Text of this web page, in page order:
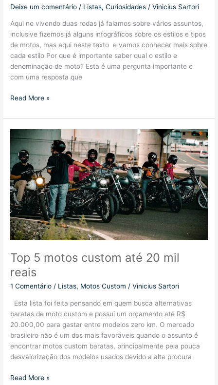
Deixe um comentário / Listas,Curiosidades /Vinicius Sartori
Aqui no vivendo duas rodas já falamos sobre vários assuntos,
inclusive fizemos já alguns infográficos sobre os estilos e tipos
de motos, mas aqui neste texto e vamos conhecer mais sobre
cada estilo Por que é importante saber qual o estilo e
denominação de moto? Esta é uma pergunta importante e
com uma resposta que
Principais
e
denominações
de
motos
Read More »
Top 5 motos custom até 20 mil
reais
1 Comentário / Listas, Motos Custom /Vinicius Sartori
Esta lista foi feita pensando em quem busca alternativas
baratas de moto custom e possui um orçamento até R$
20.000,00 para gastar entre modelos zero km. O mercado
brasileiro não é um dos mais favoráveis quando o assunto é
encontrar motos custom baratas, principalmente pela pouca
desvalorização dos modelos usados devido a alta procura
Top
Read More »